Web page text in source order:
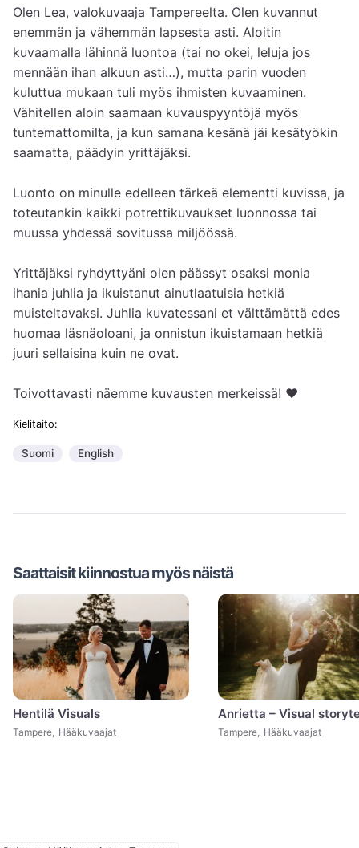
Olen Lea, valokuvaaja Tampereelta. Olen kuvannut
enemmän ja vähemmän lapsesta asti. Aloitin
kuvaamalla lähinnä luontoa (tai no okei, leluja jos
mennään ihan alkuun asti…), mutta parin vuoden
kuluttua mukaan tuli myös ihmisten kuvaaminen.
Vähitellen aloin saamaan kuvauspyyntöjä myös
tuntemattomilta, ja kun samana kesänä jäi kesätyökin
saamatta, päädyin yrittäjäksi.
Luonto on minulle edelleen tärkeä elementti kuvissa, ja
toteutankin kaikki potrettikuvaukset luonnossa tai
muussa yhdessä sovitussa miljöössä.
Yrittäjäksi ryhdyttyäni olen päässyt osaksi monia
ihania juhlia ja ikuistanut ainutlaatuisia hetkiä
muisteltavaksi. Juhlia kuvatessani et välttämättä edes
huomaa läsnäoloani, ja onnistun ikuistamaan hetkiä
juuri sellaisina kuin ne ovat.
Toivottavasti näemme kuvausten merkeissä! ♥
Kielitaito:
Suomi English
Saattaisit kiinnostua myös näistä
Hentilä Visuals
Tampere, Hääkuvaajat
Anrietta – Visual
Tampere, Hääkuvaajat